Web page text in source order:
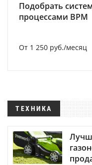
Подобрать
процессами BPM
От 1 250 руб./месяц
ТЕХНИКА